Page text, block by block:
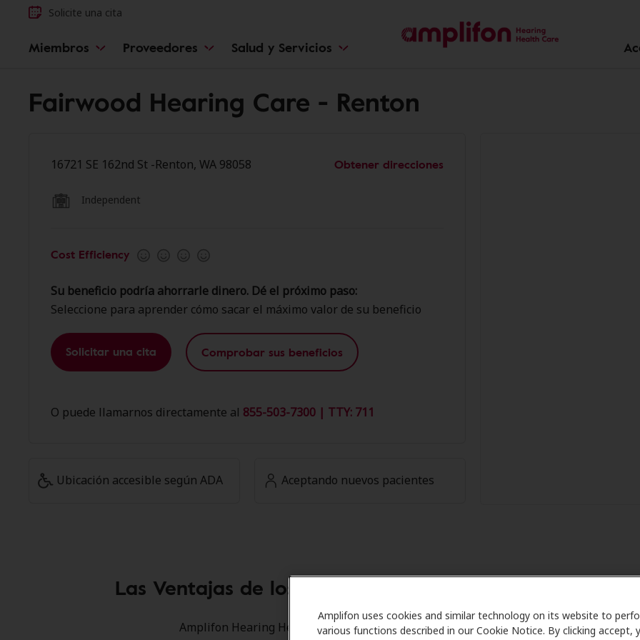
Amplifon uses cookies and similar technology on its website to
various functions described in our Cookie Notice. By clicking accept,
Solicite una cita
Miembros Proveedores Salud y Servicios
Fairwood Hearing Care - Renton
16721 SE 162nd St -Renton, WA 98058 Obtener direcciones
Independent
Cost Efficiency
Su beneficio podría ahorrarle dinero. Dé el próximo paso:
Seleccione para aprender cómo sacar el máximo valor de su beneficio
Solicitar una cita Comprobar sus beneficios
O puede llamarnos directamente al 855-503-7300 | TTY: 711
Ubicación accesible según ADA Aceptando nuevos pacientes
Las Ventajas de los Miembros de Amplifon en
Amplifon Hearing Health Care se asocia con muchos planes de beneficios y clínicas